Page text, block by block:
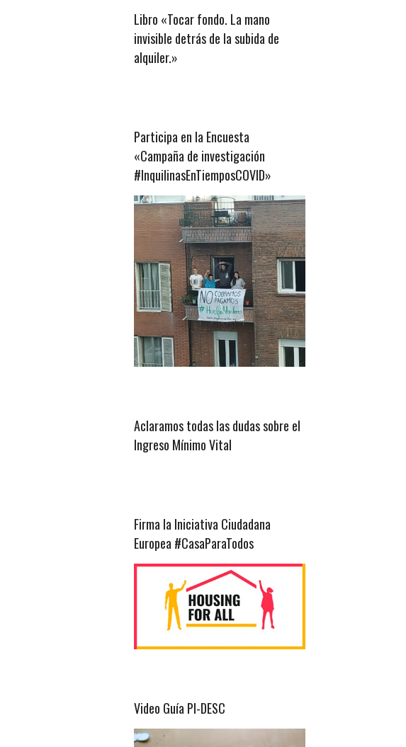
Libro «Tocar fondo. La mano
invisible detrás de la subida de
alquiler.»
Participa en la Encuesta
«Campaña de investigación
#InquilinasEnTiemposCOVID»
Aclaramos todas las dudas sobre el
Ingreso Mínimo Vital
Firma la Iniciativa Ciudadana
Europea #CasaParaTodos
Video Guía PI-DESC